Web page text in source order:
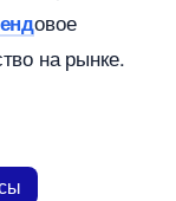
овое
на рынке.​